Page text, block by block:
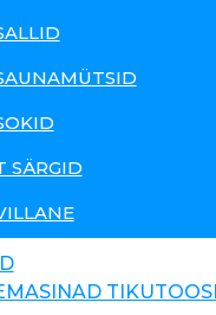
SÄRGID